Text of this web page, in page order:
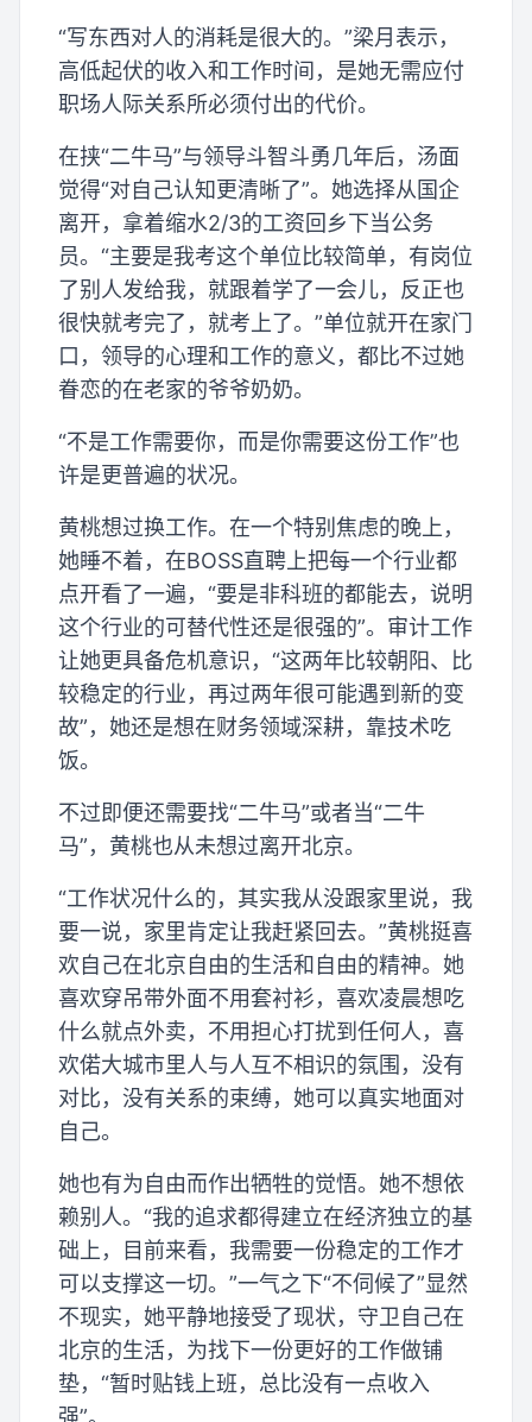
“写东西对人的消耗是很大的。”梁月表示，
高低起伏的收入和工作时间，是她无需应付
职场人际关系所必须付出的代价。
在挟“二牛马”与领导斗智斗勇几年后，汤面
觉得“对自己认知更清晰了”。她选择从国企
离开，拿着缩水2/3的工资回乡下当公务
员。“主要是我考这个单位比较简单，有岗位
了别人发给我，就跟着学了一会儿，反正也
很快就考完了，就考上了。”单位就开在家门
口，领导的心理和工作的意义，都比不过她
眷恋的在老家的爷爷奶奶。
“不是工作需要你，而是你需要这份工作”也
许是更普遍的状况。
黄桃想过换工作。在一个特别焦虑的晚上，
她睡不着，在BOSS直聘上把每一个行业都
点开看了一遍，“要是非科班的都能去，说明
这个行业的可替代性还是很强的”。审计工作
让她更具备危机意识，“这两年比较朝阳、比
较稳定的行业，再过两年很可能遇到新的变
故”，她还是想在财务领域深耕，靠技术吃
饭。
不过即便还需要找“二牛马”或者当“二牛
马”，黄桃也从未想过离开北京。
“工作状况什么的，其实我从没跟家里说，我
要一说，家里肯定让我赶紧回去。”黄桃挺喜
欢自己在北京自由的生活和自由的精神。她
喜欢穿吊带外面不用套衬衫，喜欢凌晨想吃
什么就点外卖，不用担心打扰到任何人，喜
欢偌大城市里人与人互不相识的氛围，没有
对比，没有关系的束缚，她可以真实地面对
自己。
她也有为自由而作出牺牲的觉悟。她不想依
赖别人。“我的追求都得建立在经济独立的基
础上，目前来看，我需要一份稳定的工作才
可以支撑这一切。”一气之下“不伺候了”显然
不现实，她平静地接受了现状，守卫自己在
北京的生活，为找下一份更好的工作做铺
垫，“暂时贴钱上班，总比没有一点收入
强”。